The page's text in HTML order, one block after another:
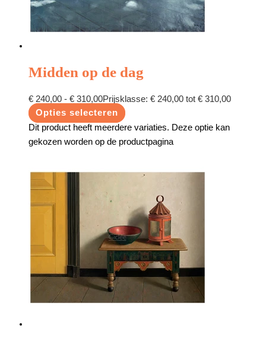
Midden op de dag
€ 240,00 - € 310,00Prijsklasse: € 240,00 tot € 310,00
Opties selecteren
Dit product heeft meerdere variaties. Deze optie kan
gekozen worden op de productpagina